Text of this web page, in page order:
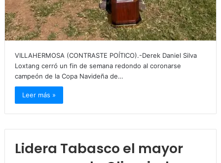
VILLAHERMOSA (CONTRASTE POÍTICO).-Derek Daniel Silva
Loxtang cerró un fin de semana redondo al coronarse
campeón de la Copa Navideña de…
Leer más »
Lidera Tabasco el mayor